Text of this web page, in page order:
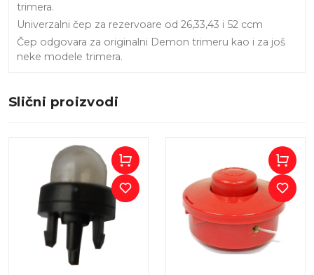
trimera.
Univerzalni čep za rezervoare od 26,33,43 i 52 ccm
Čep odgovara za originalni Demon trimeru kao i za još
neke modele trimera.
Slični proizvodi